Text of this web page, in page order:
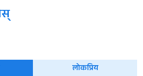
लोकप्रिय